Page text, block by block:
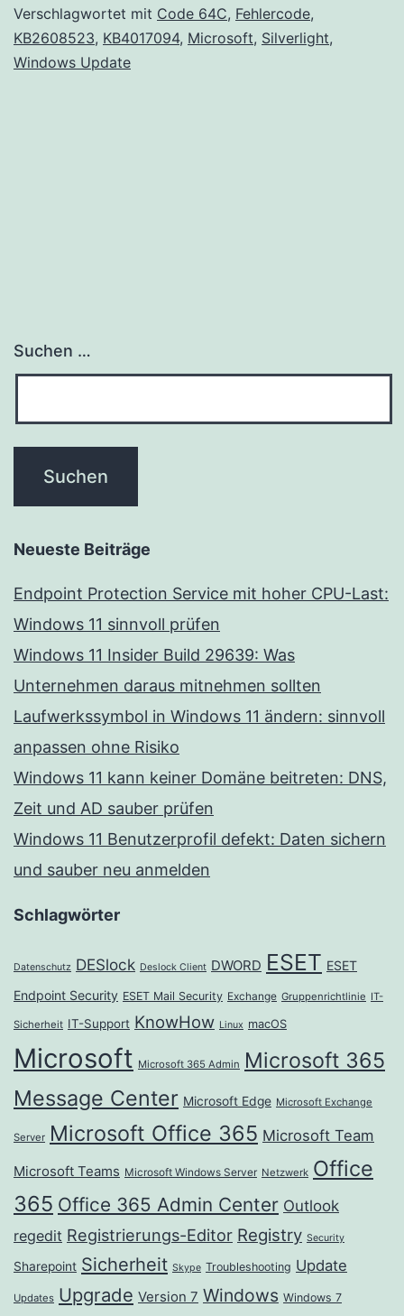
64C
Silverlight
Verschlagwortet mit Code 64C, Fehlercode,
KB2608523, KB4017094, Microsoft, Silverlight,
Windows Update
Suchen …
Neueste Beiträge
Endpoint Protection Service mit hoher CPU-Last:
Windows 11 sinnvoll prüfen
Windows 11 Insider Build 29639: Was
Unternehmen daraus mitnehmen sollten
Laufwerkssymbol in Windows 11 ändern: sinnvoll
anpassen ohne Risiko
Windows 11 kann keiner Domäne beitreten: DNS,
Zeit und AD sauber prüfen
Windows 11 Benutzerprofil defekt: Daten sichern
und sauber neu anmelden
Schlagwörter
Datenschutz DESlock Deslock Client DWORD ESET ESET
Endpoint Security ESET Mail Security Exchange Gruppenrichtlinie IT-
Sicherheit IT-Support KnowHow Linux macOS
Microsoft Microsoft 365 Admin Microsoft 365
Message Center Microsoft Edge Microsoft Exchange
Server Microsoft Office 365 Microsoft Team
Microsoft Teams Microsoft Windows Server Netzwerk Office
365 Office 365 Admin Center Outlook
regedit Registrierungs-Editor Registry Security
Sharepoint Sicherheit Skype Troubleshooting Update
Updates Upgrade Version 7 Windows Windows 7